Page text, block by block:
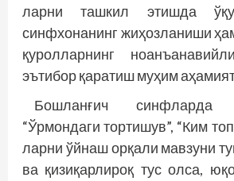
ларни ташкил этишда
синфхонанинг жиҳозланиши
қуролларнинг
эътибор қаратиш муҳим
Бошланғич синфларда
“Ўрмондаги тортишув”, “Ким
ларни ўйнаш орқали мавзуни
ва қизиқарлироқ тус олса,